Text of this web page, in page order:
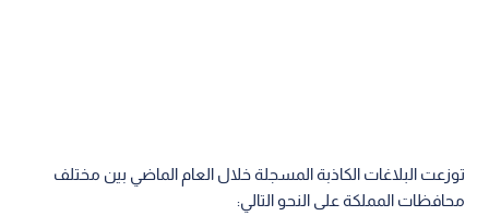
توزعت البلاغات الكاذبة المسجلة خلال العام الماضي بين مختلف
محافظات المملكة على النحو التالي: